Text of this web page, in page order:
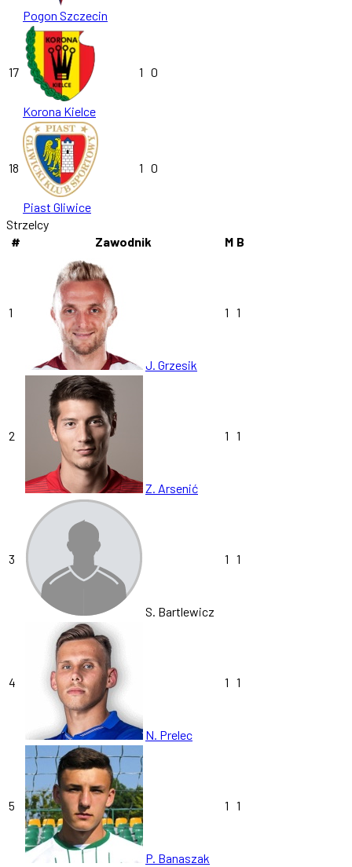
Pogon Szczecin
17
Korona Kielce
1 0
18
Piast Gliwice
1 0
Strzelcy
#
Zawodnik M B
1
J. Grzesik
1 1
2
Z. Arsenić
1 1
3
S. Bartlewicz
1 1
4
N. Prelec
1 1
5
P. Banaszak
1 1